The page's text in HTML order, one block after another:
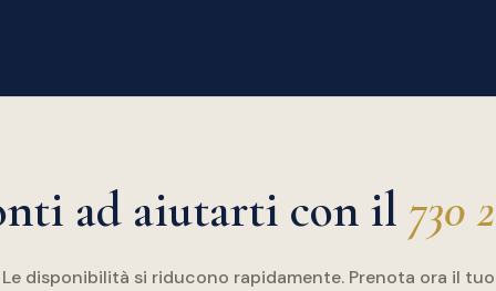
ad aiutarti con il 730
Le disponibilità si riducono rapidamente. Prenota ora il tuo